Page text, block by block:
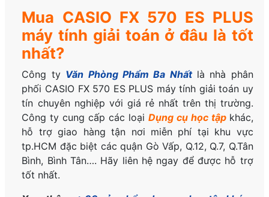
Mua CASIO FX 570 ES PLUS
máy tính giải toán ở đâu là tốt
nhất?
Công ty Văn Phòng Phẩm Ba Nhấtlà nhà phân
phối CASIO FX 570 ES PLUS máy tính giải toán uy
tín chuyên nghiệp với giá rẻ nhất trên thị trường.
Công ty cung cấp các loạiDụng cụ học tập khác,
hỗ trợ giao hàng tận nơi miễn phí tại khu vực
tp.HCM đặc biệt các quận Gò Vấp, Q.12, Q.7, Q.Tân
Bình, Bình Tân…. Hãy liên hệ ngay để được hỗ trợ
tốt nhất.